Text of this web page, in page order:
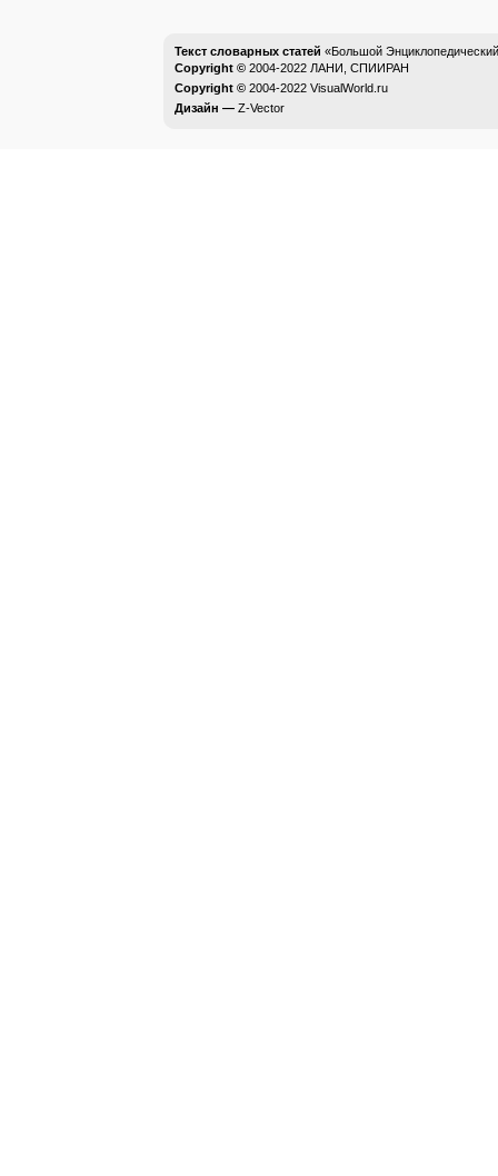
Текст словарных статей «Большой
Copyright © 2004-2022 ЛАНИ, СПИИРАН
Copyright © 2004-2022 VisualWorld.ru
Дизайн — Z-Vector